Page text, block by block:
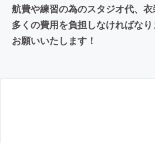
航費や練習の為のスタジオ代、衣
多くの費用を負担しなければな
お願いいたします！